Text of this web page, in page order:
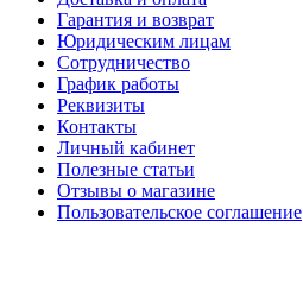
Гарантия и возврат
Юридическим лицам
Сотрудничество
График работы
Реквизиты
Контакты
Личный кабинет
Полезные статьи
Отзывы о магазине
Пользовательское соглашение